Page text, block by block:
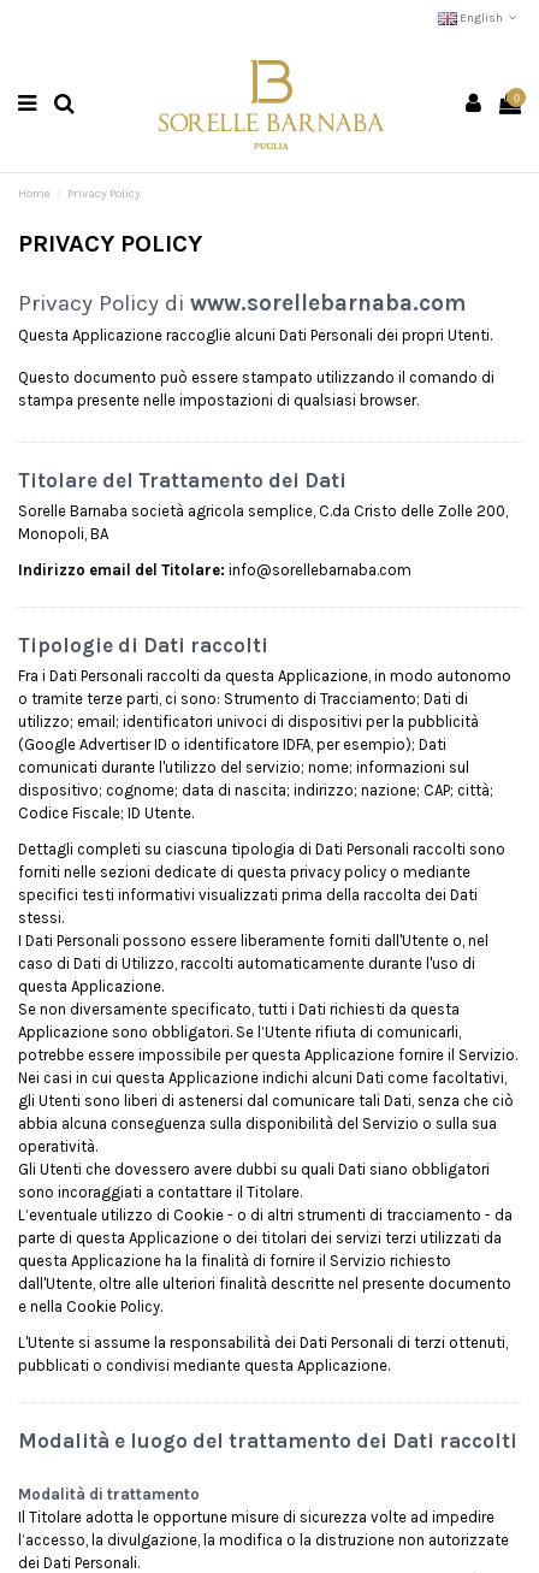
English
0
Home Privacy Policy
PRIVACY POLICY
Privacy Policy di www.sorellebarnaba.com
Questa Applicazione raccoglie alcuni Dati Personali dei propri Utenti.
Questo documento può essere stampato utilizzando il comando di
stampa presente nelle impostazioni di qualsiasi browser.
Titolare del Trattamento dei Dati
Sorelle Barnaba società agricola semplice, C.da Cristo delle Zolle 200,
Monopoli, BA
Indirizzo email del Titolare: info@sorellebarnaba.com
Tipologie di Dati raccolti
Fra i Dati Personali raccolti da questa Applicazione, in modo autonomo
o tramite terze parti, ci sono: Strumento di Tracciamento; Dati di
utilizzo; email; identificatori univoci di dispositivi per la pubblicità
(Google Advertiser ID o identificatore IDFA, per esempio); Dati
comunicati durante l'utilizzo del servizio; nome; informazioni sul
dispositivo; cognome; data di nascita; indirizzo; nazione; CAP; città;
Codice Fiscale; ID Utente.
Dettagli completi su ciascuna tipologia di Dati Personali raccolti sono
forniti nelle sezioni dedicate di questa privacy policy o mediante
specifici testi informativi visualizzati prima della raccolta dei Dati
stessi.
I Dati Personali possono essere liberamente forniti dall'Utente o, nel
caso di Dati di Utilizzo, raccolti automaticamente durante l'uso di
questa Applicazione.
Se non diversamente specificato, tutti i Dati richiesti da questa
Applicazione sono obbligatori. Se l’Utente rifiuta di comunicarli,
potrebbe essere impossibile per questa Applicazione fornire il Servizio.
Nei casi in cui questa Applicazione indichi alcuni Dati come facoltativi,
gli Utenti sono liberi di astenersi dal comunicare tali Dati, senza che ciò
abbia alcuna conseguenza sulla disponibilità del Servizio o sulla sua
operatività.
Gli Utenti che dovessero avere dubbi su quali Dati siano obbligatori
sono incoraggiati a contattare il Titolare.
L’eventuale utilizzo di Cookie - o di altri strumenti di tracciamento - da
parte di questa Applicazione o dei titolari dei servizi terzi utilizzati da
questa Applicazione ha la finalità di fornire il Servizio richiesto
dall'Utente, oltre alle ulteriori finalità descritte nel presente documento
e nella Cookie Policy.
L'Utente si assume la responsabilità dei Dati Personali di terzi ottenuti,
pubblicati o condivisi mediante questa Applicazione.
Modalità e luogo del trattamento dei Dati raccolti
Modalità di trattamento
Il Titolare adotta le opportune misure di sicurezza volte ad impedire
l’accesso, la divulgazione, la modifica o la distruzione non autorizzate
dei Dati Personali.